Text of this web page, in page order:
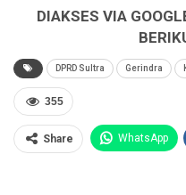
DIAKSES VIA
DPRD Sultra Gerindra
355
Share WhatsApp